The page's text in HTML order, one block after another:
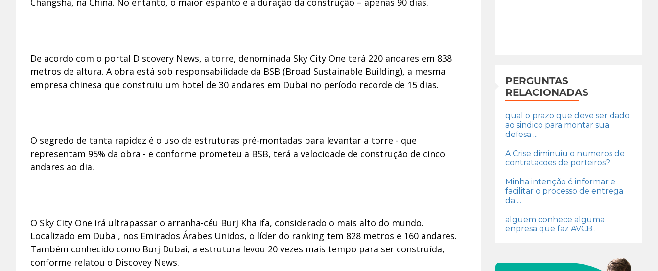
Changsha, na China. No entanto, o maior espanto é a duração da construção – apenas 90 dias.
De acordo com o portal Discovery News, a torre, denominada Sky City One terá 220 andares em 838
metros de altura. A obra está sob responsabilidade da BSB (Broad Sustainable Building), a mesma
empresa chinesa que construiu um hotel de 30 andares em Dubai no período recorde de 15 dias.
O segredo de tanta rapidez é o uso de estruturas pré-montadas para levantar a torre - que
representam 95% da obra - e conforme prometeu a BSB, terá a velocidade de construção de cinco
andares ao dia.
O Sky City One irá ultrapassar o arranha-céu Burj Khalifa, considerado o mais alto do mundo.
Localizado em Dubai, nos Emirados Árabes Unidos, o líder do ranking tem 828 metros e 160 andares.
Também conhecido como Burj Dubai, a estrutura levou 20 vezes mais tempo para ser construída,
conforme relatou o Discovey News.
PERGUNTAS
RELACIONADAS
qual o prazo que deve ser dado
ao sindico para montar sua
defesa ...
A Crise diminuiu o numeros de
contratacoes de porteiros?
Minha intenção é informar e
facilitar o processo de entrega
da ...
alguem conhece alguma
enpresa que faz AVCB .